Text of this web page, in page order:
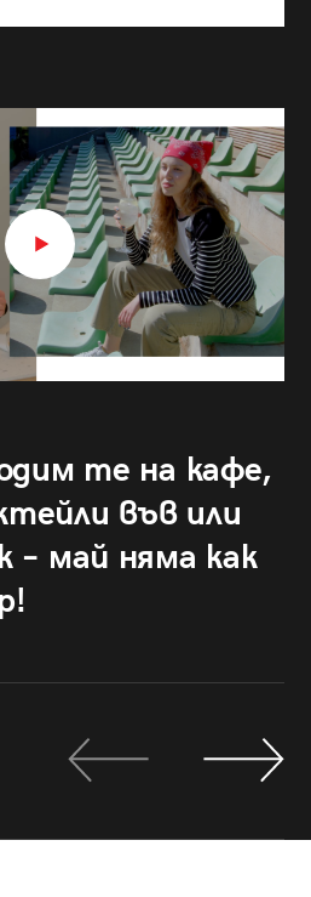
те на кафе,
във или
– май няма как